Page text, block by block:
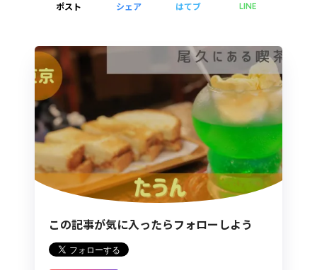
ポスト シェア はてブ LINE
この記事が気に入ったらフォローしよう